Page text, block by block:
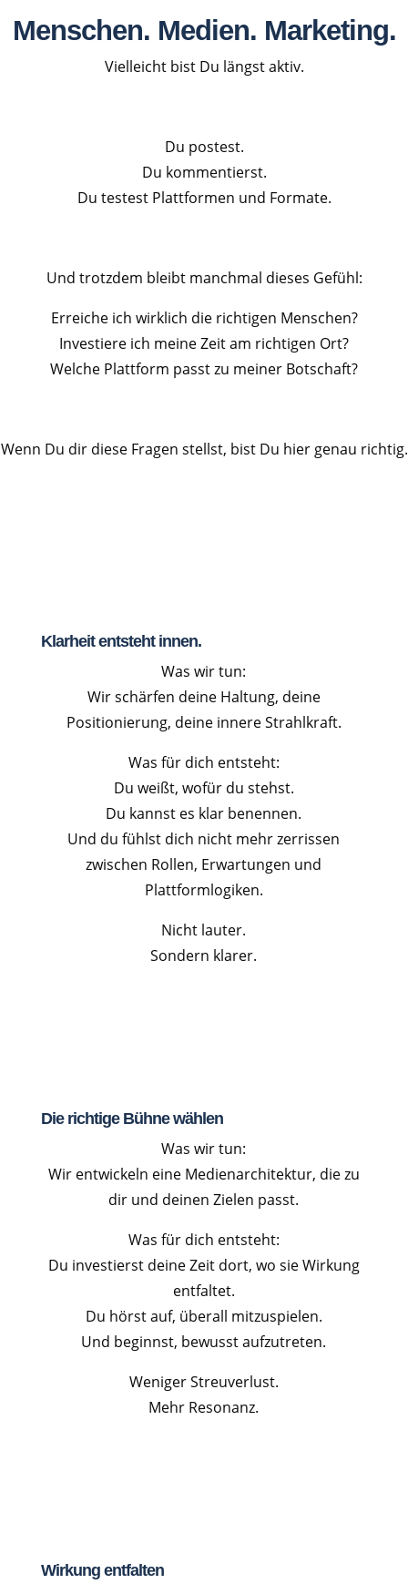
Menschen. Medien. Marketing.
Vielleicht bist Du längst aktiv.
Du postest.
Du kommentierst.
Du testest Plattformen und Formate.
Und trotzdem bleibt manchmal dieses Gefühl:
Erreiche ich wirklich die richtigen Menschen?
Investiere ich meine Zeit am richtigen Ort?
Welche Plattform passt zu meiner Botschaft?
Wenn Du dir diese Fragen stellst, bist Du hier genau richtig.
Klarheit entsteht innen.
Was wir tun:
Wir schärfen deine Haltung, deine
Positionierung, deine innere Strahlkraft.
Was für dich entsteht:
Du weißt, wofür du stehst.
Du kannst es klar benennen.
Und du fühlst dich nicht mehr zerrissen
zwischen Rollen, Erwartungen und
Plattformlogiken.
Nicht lauter.
Sondern klarer.
Die richtige Bühne wählen
Was wir tun:
Wir entwickeln eine Medienarchitektur, die zu
dir und deinen Zielen passt.
Was für dich entsteht:
Du investierst deine Zeit dort, wo sie Wirkung
entfaltet.
Du hörst auf, überall mitzuspielen.
Und beginnst, bewusst aufzutreten.
Weniger Streuverlust.
Mehr Resonanz.
Wirkung entfalten